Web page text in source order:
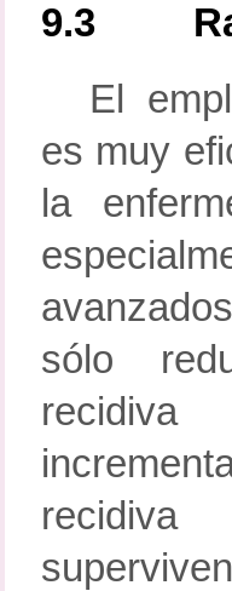
9.3
El
es muy
la
sólo